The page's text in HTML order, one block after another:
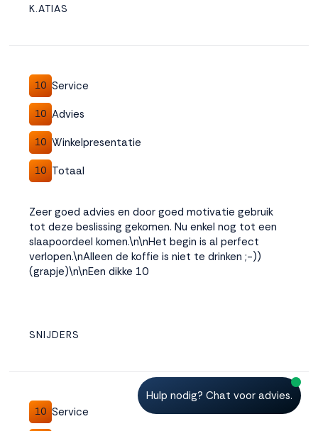
K.ATIAS
10 Service
10 Advies
10 Winkelpresentatie
10 Totaal
Zeer goed advies en door goed motivatie gebruik
tot deze beslissing gekomen. Nu enkel nog tot een
slaapoordeel komen.\n\nHet begin is al perfect
verlopen.\nAlleen de koffie is niet te drinken ;-))
(grapje)\n\nEen dikke 10
SNIJDERS
10 Service
Hulp nodig? Chat voor advies.